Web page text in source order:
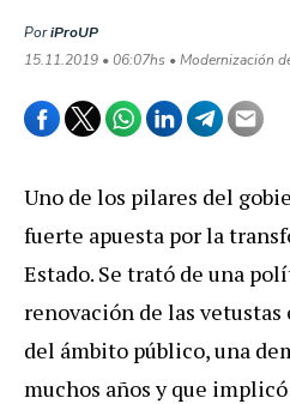
PoriProUP
15.11.2019 • 06:07hs • Modernización
Uno de los pilares del
fuerte apuesta por la
Estado. Se trató de una
renovación de las
del ámbito público, una
muchos años y que